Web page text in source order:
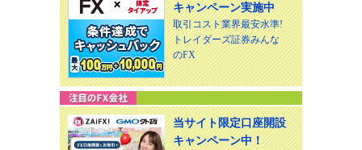
キャンペーン実施中
取引コスト業界最安水準!
トレイダーズ証券みんな
のFX
当サイト限定口座開設
キャンペーン中！